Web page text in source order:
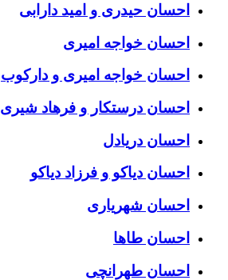
احسان حیدری و امید دارابی
احسان خواجه امیری
احسان خواجه امیری و دارکوب
احسان درستكار و فرهاد شيرى
احسان دریادل
احسان دیاکو و فرزاد دیاکو
احسان شهریاری
احسان طاها
احسان طهرانچی